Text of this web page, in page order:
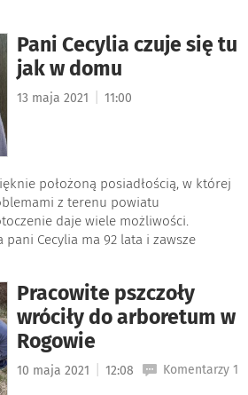
Pani Cecylia czuje się tu
jak w domu
13 maja 2021 11:00
położoną posiadłością, w której
z terenu powiatu
daje wiele możliwości.
Cecylia ma 92 lata i zawsze
Pracowite pszczoły
wróciły do arboretum w
Rogowie
10 maja 2021 12:08 Komentarzy 1